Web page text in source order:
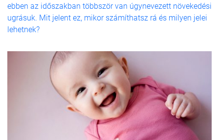
ebben az időszakban többször van úgynevezett növekedési
ugrásuk. Mit jelent ez, mikor számíthatsz rá és milyen jelei
lehetnek?